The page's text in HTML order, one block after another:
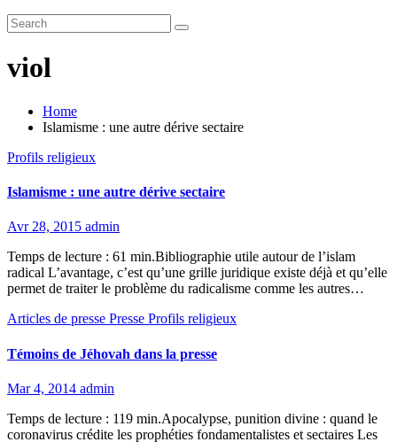
viol
Home
Islamisme : une autre dérive sectaire
Profils religieux
Islamisme : une autre dérive sectaire
Avr 28, 2015 admin
Temps de lecture : 61 min.Bibliographie utile autour de l’islam
radical L’avantage, c’est qu’une grille juridique existe déjà et qu’elle
permet de traiter le problème du radicalisme comme les autres…
Articles de presse Presse Profils religieux
Témoins de Jéhovah dans la presse
Mar 4, 2014 admin
Temps de lecture : 119 min.Apocalypse, punition divine : quand le
coronavirus crédite les prophéties fondamentalistes et sectaires Les